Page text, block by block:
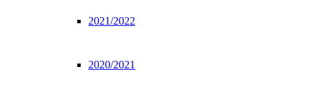
2021/2022
2020/2021